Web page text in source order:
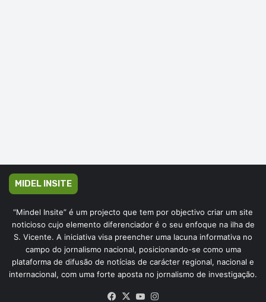
MIDEL INSITE
“Mindel Insite” é um projecto que tem por objectivo criar um site
noticioso cujo elemento diferenciador é o seu enfoque na ilha de
S. Vicente. A iniciativa visa preencher uma lacuna informativa no
campo do jornalismo nacional, posicionando-se como uma
plataforma de difusão de notícias de carácter regional, nacional e
internacional, com uma forte aposta no jornalismo de investigação.
Facebook
X YouTube